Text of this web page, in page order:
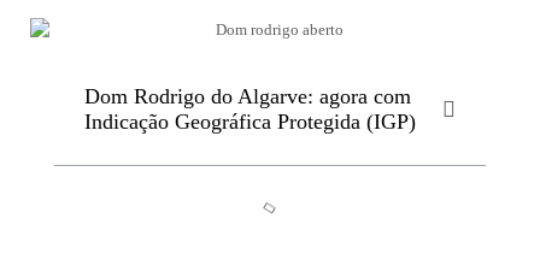
Dom Rodrigo do Algarve: agora com
Indicação Geográfica Protegida (IGP)